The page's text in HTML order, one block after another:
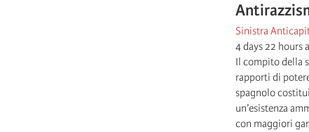
Sinistra
4 days 22 hours
Il compito della
rapporti di
spagnolo
un’esistenza
con maggiori